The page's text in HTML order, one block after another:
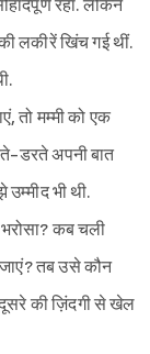
रहा. लेकिन
लकीरें खिंच गई थीं.
तो मम्मी को एक
डरते अपनी बात
भी थी.
कब चली
तब उसे कौन
की ज़िंदगी से खेल